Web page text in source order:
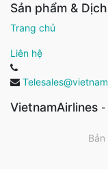
Sản phẩm &
Trang chủ
Liên hệ
VietnamAirlines -